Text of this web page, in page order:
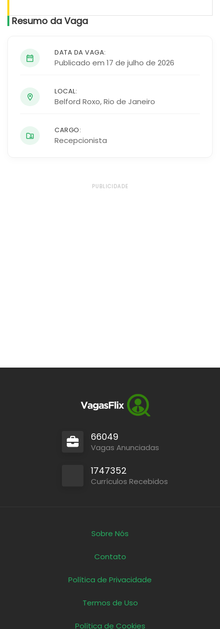
Resumo da Vaga
DATA DA VAGA:
Publicado em 17 de julho de 2026
LOCAL:
Belford Roxo,Rio de Janeiro
CARGO:
Recepcionista
PUBLICIDADE
66049
Vagas Anunciadas
1747352
Currículos Recebidos
Sobre Nós
Contato
Política de Privacidade
Termos de Uso
Política de Cookies